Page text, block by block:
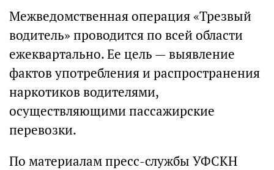
Межведомственная операция «Трезвый
водитель» проводится по всей области
ежеквартально. Ее цель — выявление
фактов употребления и распространения
наркотиков водителями,
осуществляющими пассажирские
перевозки.
По материалам пресс-службы УФСКН